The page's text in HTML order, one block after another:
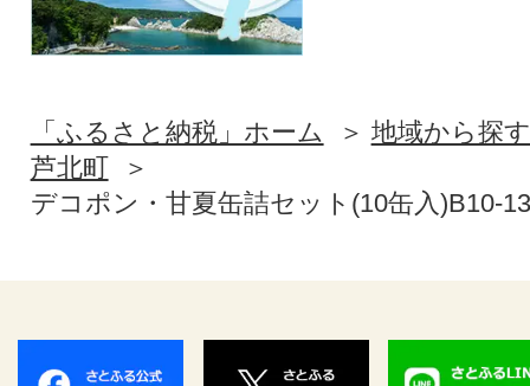
「ふるさと納税」ホーム
地域から探す
芦北町
デコポン・甘夏缶詰セット(10缶入)B10-